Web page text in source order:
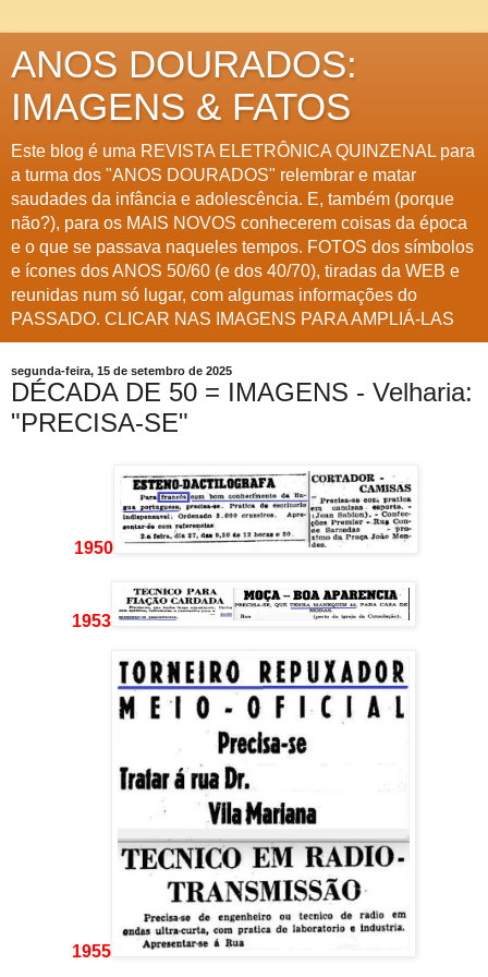
ANOS DOURADOS:
IMAGENS & FATOS
Este blog é uma REVISTA ELETRÔNICA QUINZENAL para
a turma dos "ANOS DOURADOS" relembrar e matar
saudades da infância e adolescência. E, também (porque
não?), para os MAIS NOVOS conhecerem coisas da época
e o que se passava naqueles tempos. FOTOS dos símbolos
e ícones dos ANOS 50/60 (e dos 40/70), tiradas da WEB e
reunidas num só lugar, com algumas informações do
PASSADO. CLICAR NAS IMAGENS PARA AMPLIÁ-LAS
segunda-feira, 15 de setembro de 2025
DÉCADA DE 50 = IMAGENS - Velharia:
"PRECISA-SE"
1950
1953
1955